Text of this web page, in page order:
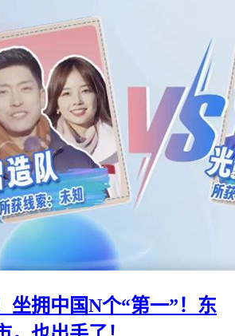
坐拥中国N个“第一”！东